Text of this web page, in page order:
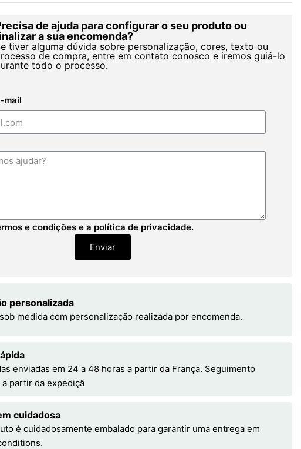
de ajuda para configurar o seu produto ou
a sua encomenda?
tiver alguma dúvida sobre personalização, cores, texto ou
de compra, entre em contato conosco e iremos guiá-lo
todo o processo.
mail
e condições e a política de privacidade.
Enviar
personalizada
medida com personalização realizada por encomenda.
enviadas em 24 a 48 horas a partir da França. Seguimento
partir da expediçã
cuidadosa
é cuidadosamente embalado para garantir uma entrega em